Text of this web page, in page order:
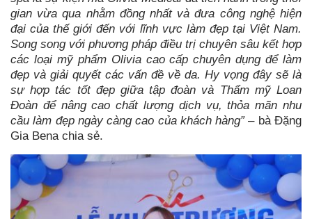
gian vừa qua nhằm đồng nhất và đưa công nghệ hiện
đại của thế giới đến với lĩnh vực làm đẹp tại Việt Nam.
Song song với phương pháp điều trị chuyên sâu kết hợp
các loại mỹ phẩm Olivia cao cấp chuyên dụng để làm
đẹp và giải quyết các vấn đề về da. Hy vọng đây sẽ là
sự hợp tác tốt đẹp giữa tập đoàn và Thẩm mỹ Loan
Đoàn để nâng cao chất lượng dịch vụ, thỏa mãn nhu
cầu làm đẹp ngày càng cao của khách hàng”– bà Đặng
Gia Bena chia sẻ.